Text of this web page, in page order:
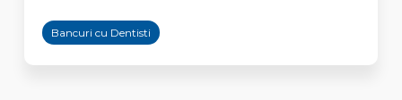
Bancuri cu Dentisti